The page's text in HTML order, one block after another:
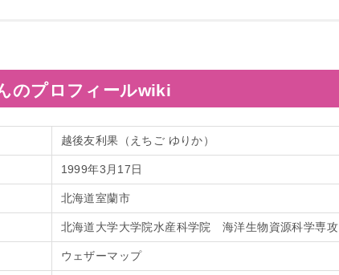
のプロフィールwiki
越後友利果（えちご ゆりか）
1999年3月17日
北海道室蘭市
北海道大学大学院水産科学院 海洋生物資源科学専攻
ウェザーマップ